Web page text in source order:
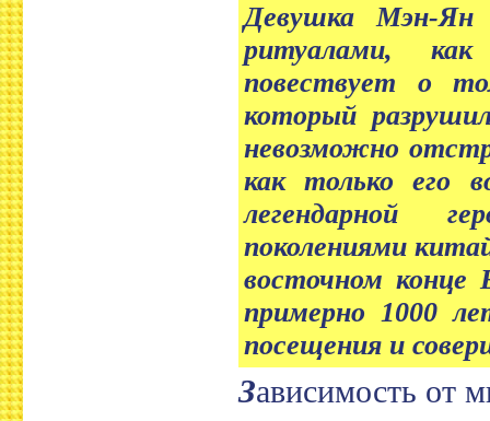
Девушка Мэн-Ян
ритуалами,
повествует о
который
невозможно
как только его
легендарной
поколениями
восточном конце
примерно 1000
посещения и
Зависимость от